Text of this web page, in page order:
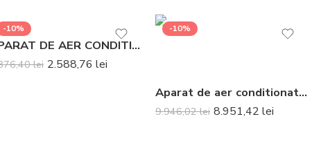
-10%
APARAT DE AER CONDITIONAT DAIKIN SENSIRA BLUEVOLUTION FTXC35E-RXC35E INVERTER 12000 BTU – Telecomanda inclusa
lei 2.588,76 lei
-10%
Aparat de aer conditionat optimizat pentru incalzire Daikin Perfera Bluevolution FTXTM30A-RXTM30A Inverter 9000 BTU – Telecomanda inclusa
9.946,02lei 8.951,42 lei